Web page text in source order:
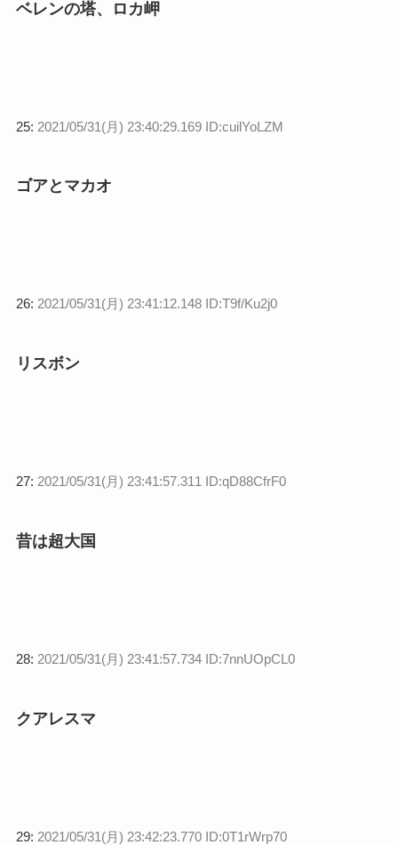
ベレンの塔、ロカ岬
25: 2021/05/31(月) 23:40:29.169 ID:cuilYoLZM
ゴアとマカオ
26: 2021/05/31(月) 23:41:12.148 ID:T9f/Ku2j0
リスボン
27: 2021/05/31(月) 23:41:57.311 ID:qD88CfrF0
昔は超大国
28: 2021/05/31(月) 23:41:57.734 ID:7nnUOpCL0
クアレスマ
29: 2021/05/31(月) 23:42:23.770 ID:0T1rWrp70